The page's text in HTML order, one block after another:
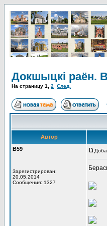
Докшыцкі раён.
На страницу 1 2 След.
Автор
В59
Зарегистрирован:
20.05.2014
Сообщения: 1327